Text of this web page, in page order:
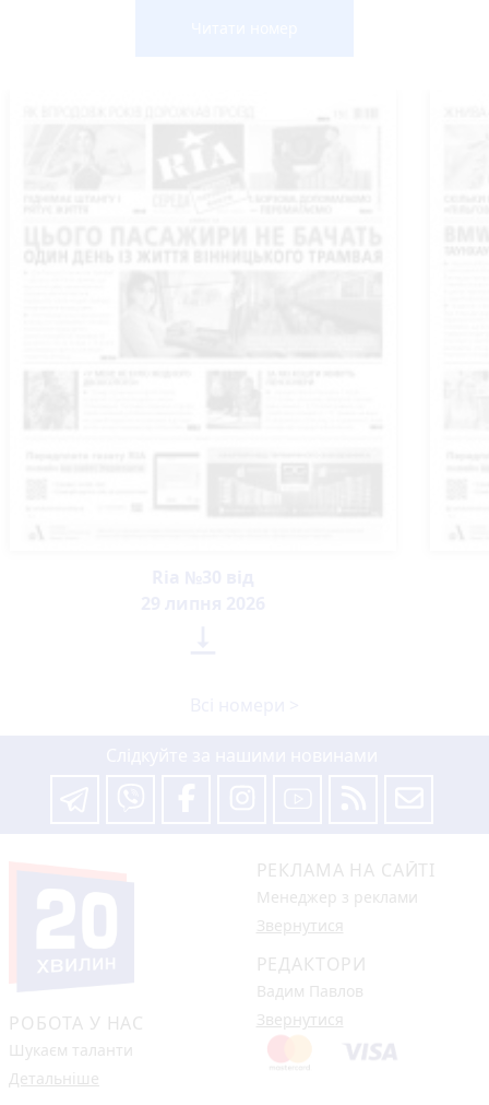
РОБОТА У НАС
Шукаєм таланти
Детальніше
РЕКЛАМА НА САЙТІ
Менеджер з реклами
Звернутися
РЕДАКТОРИ
Вадим Павлов
Звернутися